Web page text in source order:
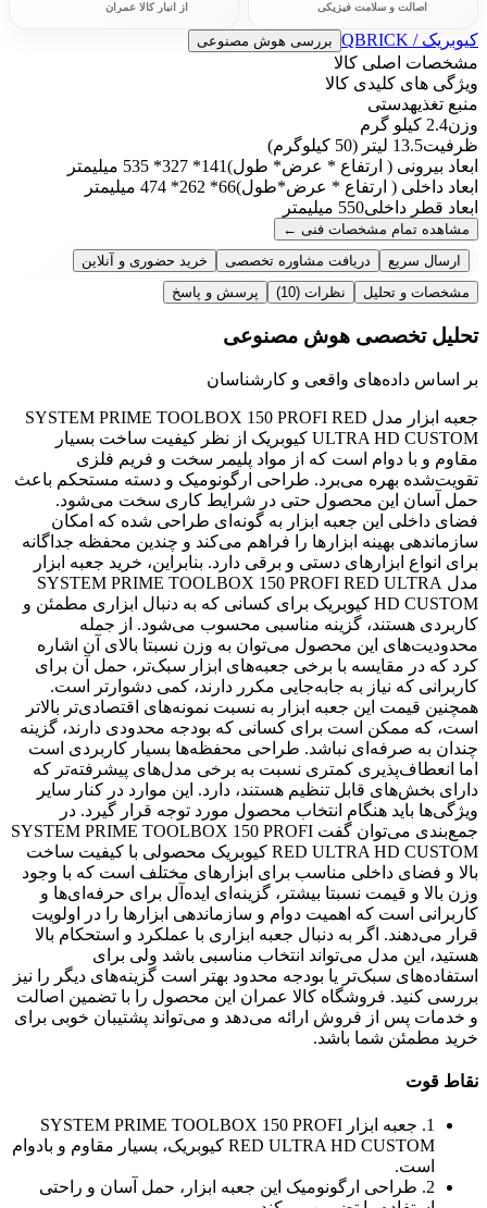
اصالت و سلامت فیزیکی از انبار کالا عمران
کیوبریک / QBRICK بررسی هوش مصنوعی
مشخصات اصلی کالا
ویژگی های کلیدی کالا
منبع تغذیهدستی
وزن2.4 کیلو گرم
ظرفیت13.5 لیتر (50 کیلوگرم)
ابعاد بیرونی ( ارتفاع * عرض* طول)141* 327* 535 میلیمتر
ابعاد داخلی ( ارتفاع * عرض*طول)66* 262* 474 میلیمتر
ابعاد قطر داخلی550 میلیمتر
مشاهده تمام مشخصات فنی ←
ارسال سریع
دریافت مشاوره تخصصی
خرید حضوری و آنلاین
مشخصات و تحلیل
نظرات (10) پرسش و پاسخ
تحلیل تخصصی هوش مصنوعی
بر اساس داده‌های واقعی و کارشناسان
جعبه ابزار مدل SYSTEM PRIME TOOLBOX 150 PROFI RED
ULTRA HD CUSTOM کیوبریک از نظر کیفیت ساخت بسیار
مقاوم و با دوام است که از مواد پلیمر سخت و فریم فلزی
تقویت‌شده بهره می‌برد. طراحی ارگونومیک و دسته مستحکم باعث
حمل آسان این محصول حتی در شرایط کاری سخت می‌شود.
فضای داخلی این جعبه ابزار به گونه‌ای طراحی شده که امکان
سازماندهی بهینه ابزارها را فراهم می‌کند و چندین محفظه جداگانه
برای انواع ابزارهای دستی و برقی دارد. بنابراین، خرید جعبه ابزار
مدل SYSTEM PRIME TOOLBOX 150 PROFI RED ULTRA
HD CUSTOM کیوبریک برای کسانی که به دنبال ابزاری مطمئن و
کاربردی هستند، گزینه مناسبی محسوب می‌شود. از جمله
محدودیت‌های این محصول می‌توان به وزن نسبتا بالای آن اشاره
کرد که در مقایسه با برخی جعبه‌های ابزار سبک‌تر، حمل آن برای
کاربرانی که نیاز به جابه‌جایی مکرر دارند، کمی دشوارتر است.
همچنین قیمت این جعبه ابزار به نسبت نمونه‌های اقتصادی‌تر بالاتر
است، که ممکن است برای کسانی که بودجه محدودی دارند، گزینه
چندان به صرفه‌ای نباشد. طراحی محفظه‌ها بسیار کاربردی است
اما انعطاف‌پذیری کمتری نسبت به برخی مدل‌های پیشرفته‌تر که
دارای بخش‌های قابل تنظیم هستند، دارد. این موارد در کنار سایر
ویژگی‌ها باید هنگام انتخاب محصول مورد توجه قرار گیرد. در
جمع‌بندی می‌توان گفت SYSTEM PRIME TOOLBOX 150 PROFI
RED ULTRA HD CUSTOM کیوبریک محصولی با کیفیت ساخت
بالا و فضای داخلی مناسب برای ابزارهای مختلف است که با وجود
وزن بالا و قیمت نسبتا بیشتر، گزینه‌ای ایده‌آل برای حرفه‌ای‌ها و
کاربرانی است که اهمیت دوام و سازماندهی ابزارها را در اولویت
قرار می‌دهند. اگر به دنبال جعبه ابزاری با عملکرد و استحکام بالا
هستید، این مدل می‌تواند انتخاب مناسبی باشد ولی برای
استفاده‌های سبک‌تر یا بودجه محدود بهتر است گزینه‌های دیگر را نیز
بررسی کنید. فروشگاه کالا عمران این محصول را با تضمین اصالت
و خدمات پس از فروش ارائه می‌دهد و می‌تواند پشتیبان خوبی برای
خرید مطمئن شما باشد.
نقاط قوت
1. جعبه ابزار SYSTEM PRIME TOOLBOX 150 PROFI
RED ULTRA HD CUSTOM کیوبریک، بسیار مقاوم و بادوام
است.
2. طراحی ارگونومیک این جعبه ابزار، حمل آسان و راحتی